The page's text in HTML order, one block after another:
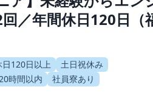
／年間休日120日（
日120日以上
土日祝休み
時間以内 社員寮あり